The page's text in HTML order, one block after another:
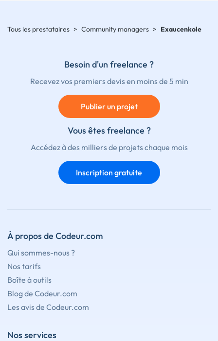
Tous les prestataires > Community managers > Exaucenkole
Besoin d'un freelance ?
Recevez vos premiers devis en moins de 5 min
Publier un projet
Vous êtes freelance ?
Accédez à des milliers de projets chaque mois
Inscription gratuite
À propos de Codeur.com
Qui sommes-nous ?
Nos tarifs
Boîte à outils
Blog de Codeur.com
Les avis de Codeur.com
Nos services